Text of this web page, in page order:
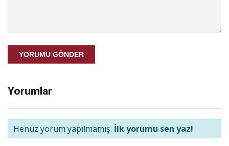
YORUMU GÖNDER
Yorumlar
Henüz yorum yapılmamış. İlk yorumu sen yaz!